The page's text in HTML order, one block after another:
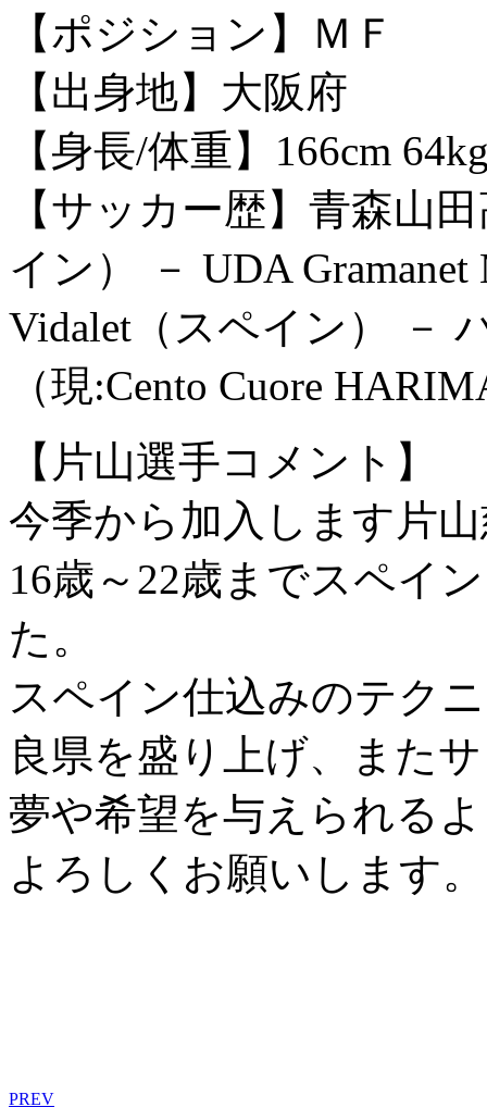
【ポジション】ＭＦ
【出身地】大阪府
【身長/体重】166cm
【サッカー歴】青森山
イン） － UDA
Vidalet（スペイン） －
（現:Cento Cuore
【片山選手コメント】
今季から加入します片
16歳～22歳までスペイ
た。
スペイン仕込みのテク
良県を盛り上げ、また
夢や希望を与えられる
よろしくお願いします。
PREV